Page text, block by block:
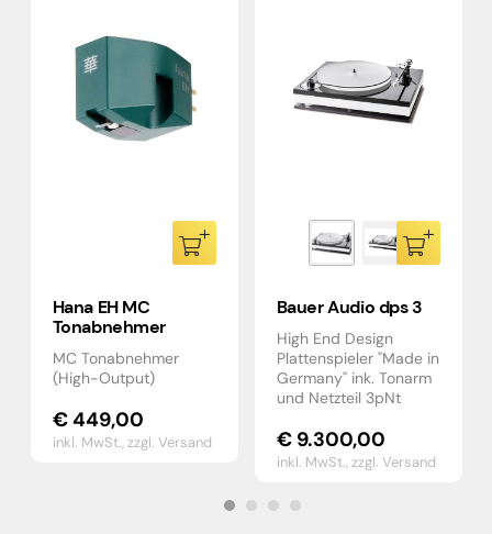
Hana EH MC
Tonabnehmer
MC Tonabnehmer
(High-Output)
€449,00
inkl. MwSt.,zzgl. Versand
Bauer Audio dps 3
High End Design
Plattenspieler "Made in
Germany" ink. Tonarm
und Netzteil 3pNt
€9.300,00
inkl. MwSt.,zzgl. Versand